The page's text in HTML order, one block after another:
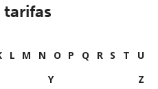
tarifas
L M N O P Q R S T
U
Y Z